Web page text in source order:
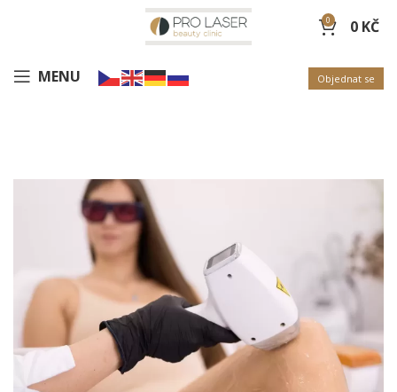
0 0 KČ
MENU Objednat se